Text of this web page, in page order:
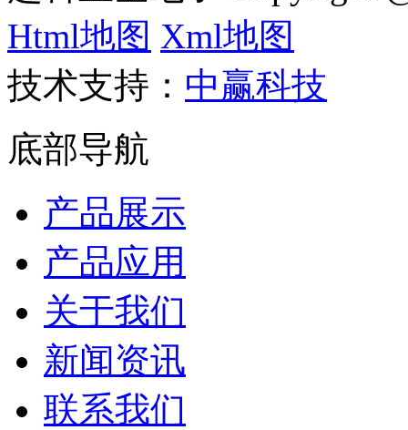
Html地图 Xml地图
技术支持： 中赢科技
底部导航
产品展示
产品应用
关于我们
新闻资讯
联系我们